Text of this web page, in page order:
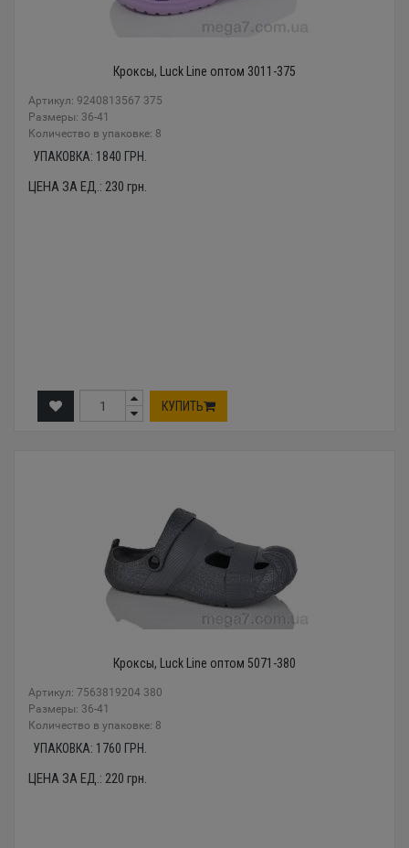
Кроксы, Luck Line оптом 3011-375
Артикул: 9240813567 375
Размеры: 36-41
Количество в упаковке: 8
УПАКОВКА: 1840 ГРН.
ЦЕНА ЗА ЕД.: 230 грн.
КУПИТЬ
Кроксы, Luck Line оптом 5071-380
Артикул: 7563819204 380
Размеры: 36-41
Количество в упаковке: 8
УПАКОВКА: 1760 ГРН.
ЦЕНА ЗА ЕД.: 220 грн.